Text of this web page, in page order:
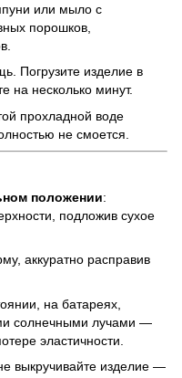
или мыло с
порошков,
Погрузите изделие в
на несколько минут.
прохладной воде
не смоется.
положении:
подложив сухое
аккуратно расправив
на батареях,
солнечными лучами —
эластичности.
выкручивайте изделие —